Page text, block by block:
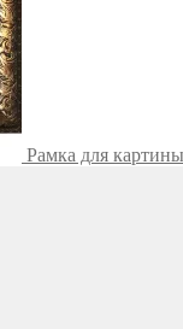
Рамка для